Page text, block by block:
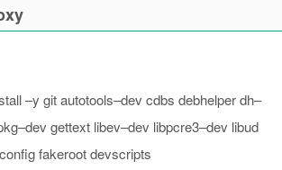
–y git autotools–dev cdbs debhelper dh–
–dev gettext libev–dev libpcre3–dev libud
config fakeroot devscripts